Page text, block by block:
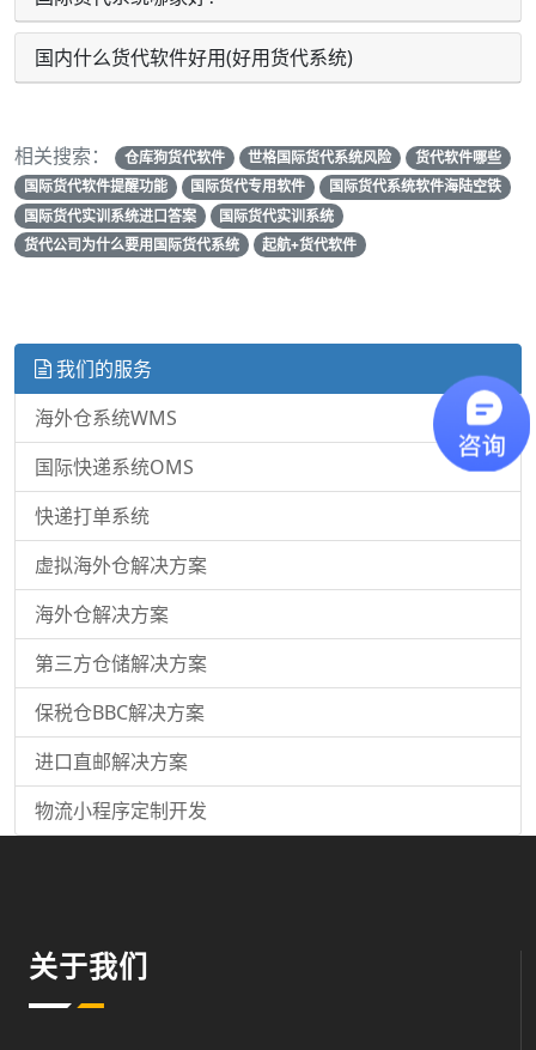
国内什么货代软件好用(好用货代系统)
相关搜索： 仓库狗货代软件 世格国际货代系统风险
货代软件哪些
国际货代软件提醒功能
国际货代专用软件
国际货代系统软件海陆空铁
国际货代实训系统进口答案
国际货代实训系统
货代公司为什么要用国际货代系统
起航+货代软件
我们的服务
海外仓系统WMS
国际快递系统OMS
快递打单系统
虚拟海外仓解决方案
海外仓解决方案
第三方仓储解决方案
保税仓BBC解决方案
进口直邮解决方案
物流小程序定制开发
关于我们